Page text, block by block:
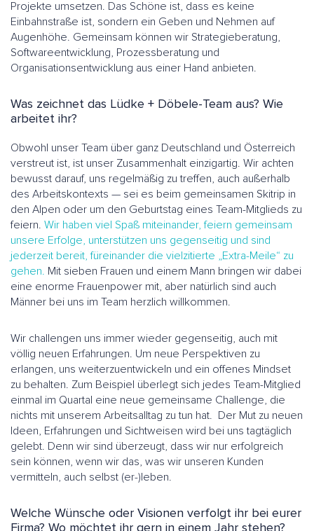
Projekte umsetzen. Das Schöne ist, dass es keine
Einbahnstraße ist, sondern ein Geben und Nehmen auf
Augenhöhe. Gemeinsam können wir Strategieberatung,
Softwareentwicklung, Prozessberatung und
Organisationsentwicklung aus einer Hand anbieten.
Was zeichnet das Lüdke + Döbele-Team aus? Wie
arbeitet ihr?
Obwohl unser Team über ganz Deutschland und Österreich
verstreut ist, ist unser Zusammenhalt einzigartig. Wir achten
bewusst darauf, uns regelmäßig zu treffen, auch außerhalb
des Arbeitskontexts — sei es beim gemeinsamen Skitrip in
den Alpen oder um den Geburtstag eines Team-Mitglieds zu
feiern. Wir haben viel Spaß miteinander, feiern gemeinsam
unsere Erfolge, unterstützen uns gegenseitig und sind
jederzeit bereit, füreinander die vielzitierte „Extra-Meile“ zu
gehen. Mit sieben Frauen und einem Mann bringen wir dabei
eine enorme Frauenpower mit, aber natürlich sind auch
Männer bei uns im Team herzlich willkommen.
Wir challengen uns immer wieder gegenseitig, auch mit
völlig neuen Erfahrungen. Um neue Perspektiven zu
erlangen, uns weiterzuentwickeln und ein offenes Mindset
zu behalten. Zum Beispiel überlegt sich jedes Team-Mitglied
einmal im Quartal eine neue gemeinsame Challenge, die
nichts mit unserem Arbeitsalltag zu tun hat. Der Mut zu neuen
Ideen, Erfahrungen und Sichtweisen wird bei uns tagtäglich
gelebt. Denn wir sind überzeugt, dass wir nur erfolgreich
sein können, wenn wir das, was wir unseren Kunden
vermitteln, auch selbst (er-)leben.
Welche Wünsche oder Visionen verfolgt ihr bei eurer
Firma? Wo möchtet ihr gern in einem Jahr stehen?